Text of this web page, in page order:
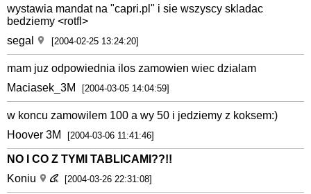
wystawia mandat na "capri.pl" i sie wszyscy skladac
bedziemy <rotfl>
segal
[2004-02-25 13:24:20]
mam juz odpowiednia ilos zamowien wiec dzialam
Maciasek_3M
[2004-03-05 14:04:59]
w koncu zamowilem 100 a wy 50 i jedziemy z koksem:)
Hoover 3M
[2004-03-06 11:41:46]
NO I CO Z TYMI TABLICAMI??!!
Koniu
[2004-03-26 22:31:08]